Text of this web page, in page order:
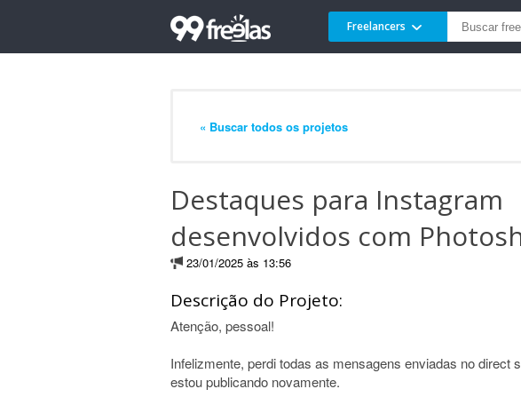
Freelancers
« Buscar todos os projetos
Destaques para Instagram
desenvolvidos com
23/01/2025 às 13:56
Descrição do Projeto:
Atenção, pessoal!
Infelizmente, perdi todas as mensagens enviadas no direct
estou publicando novamente.